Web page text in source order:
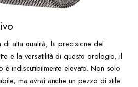
di alta qualità, la precisione del
e la versatilità di questo orologio, il
è indiscutibilmente elevato. Non solo
ma avrai anche un pezzo di stile